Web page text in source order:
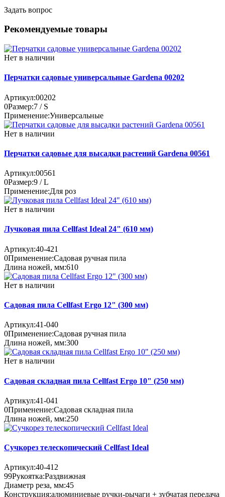
Задать вопрос
Рекомендуемые товары
Нет в наличии
Перчатки садовые универсальные Gardena 00202
Артикул:00202
0Размер:7 / S
Применение:Универсальные
Нет в наличии
Перчатки садовые для высадки растений Gardena 00561
Артикул:00561
0Размер:9 / L
Применение:Для роз
Нет в наличии
Лучковая пила Cellfast Ideal 24" (610 мм)
Артикул:40-421
0Применение:Садовая ручная пила
Длина ножей, мм:610
Нет в наличии
Садовая пила Cellfast Ergo 12" (300 мм)
Артикул:41-040
0Применение:Садовая ручная пила
Длина ножей, мм:300
Нет в наличии
Садовая складная пила Cellfast Ergo 10" (250 мм)
Артикул:41-041
0Применение:Садовая складная пила
Длина ножей, мм:250
Сучкорез телескопический Cellfast Ideal
Артикул:40-412
99Рукоятка:Раздвижная
Диаметр реза, мм:45
Конструкция:алюминиевые ручки-рычаги + зубчатая передача